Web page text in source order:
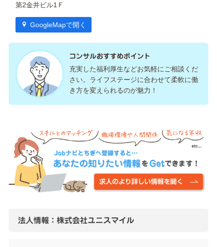
第2金井ビル1Ｆ
GoogleMapで開く
コンサルおすすめポイント
充実した福利厚生などお気軽にご相談くだ
さい。ライフステージに合わせて柔軟に働
き方を変えられるのが魅力！
法人情報：株式会社ユニスマイル